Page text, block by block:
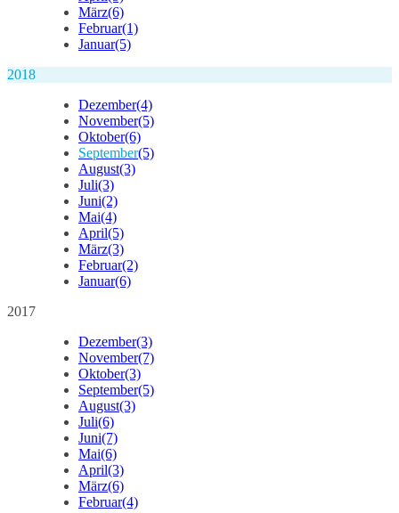
März(6)
Februar(1)
Januar(5)
2018
Dezember(4)
November(5)
Oktober(6)
September(5)
August(3)
Juli(3)
Juni(2)
Mai(4)
April(5)
März(3)
Februar(2)
Januar(6)
2017
Dezember(3)
November(7)
Oktober(3)
September(5)
August(3)
Juli(6)
Juni(7)
Mai(6)
April(3)
März(6)
Februar(4)